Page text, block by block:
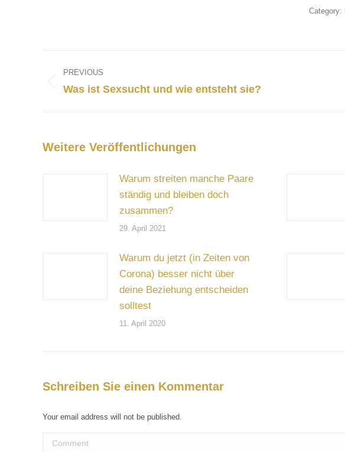
Category:
navigation
PREVIOUS
Previous
Was ist Sexsucht und wie entsteht sie?
Weitere Veröffentlichungen
Warum streiten manche Paare
ständig und bleiben doch
zusammen?
29. April 2021
Warum du jetzt (in Zeiten von
Corona) besser nicht über
deine Beziehung entscheiden
solltest
11. April 2020
Schreiben Sie einen Kommentar
Your email address will not be published.
Comment